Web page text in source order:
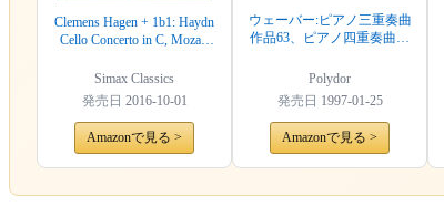
Clemens Hagen + 1b1: Haydn
Cello Concerto in C, Mozart
Simax Classics
発売日 2016-10-01
Amazonで見る >
ウェーバー:ピアノ三重奏曲
作品63、ピアノ四重奏曲作
Polydor
発売日 1997-01-25
Amazonで見る >